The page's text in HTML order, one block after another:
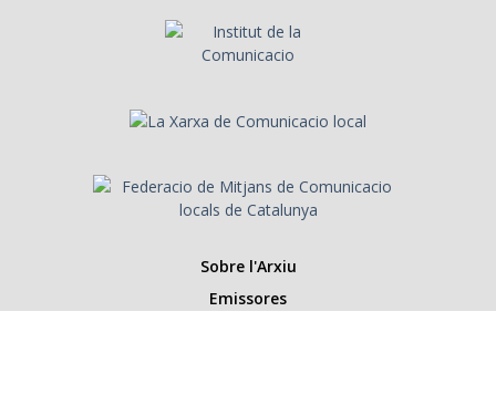
Sobre l'Arxiu
Emissores